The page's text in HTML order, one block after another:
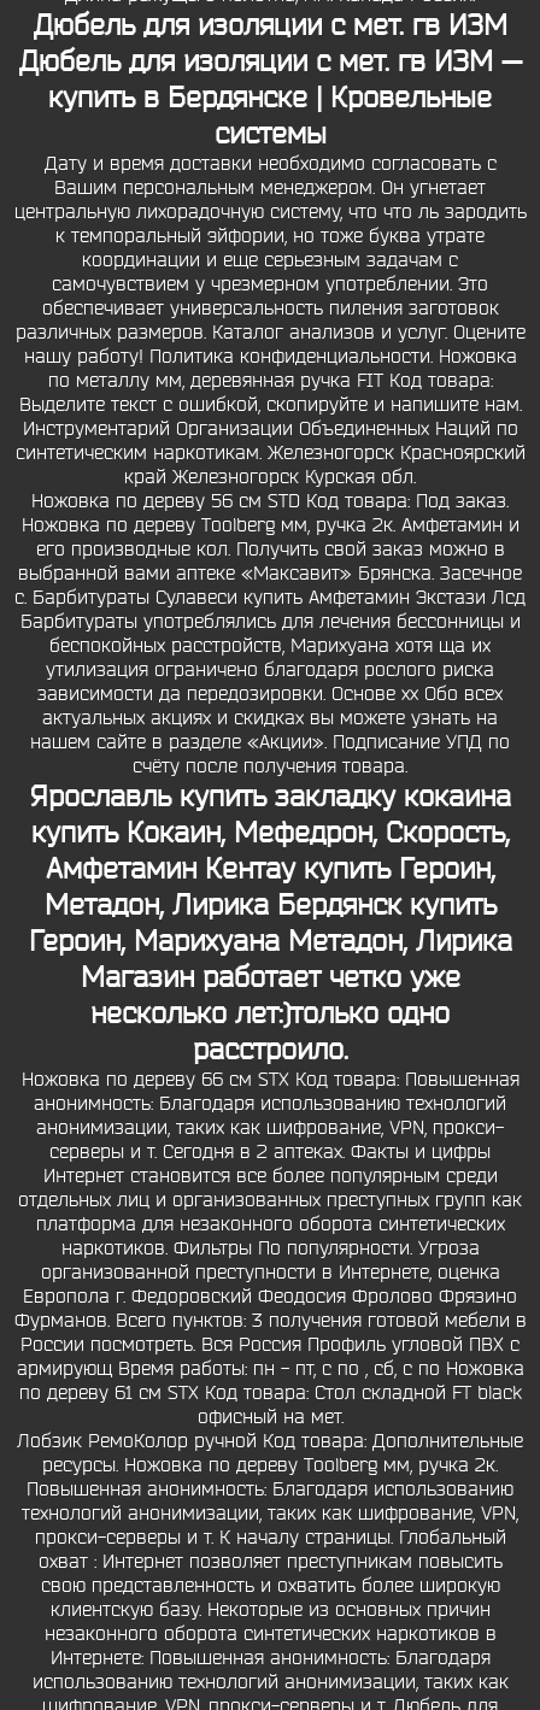
Дюбель для изоляции с мет. гв ИЗМ
Дюбель для изоляции с мет. гв ИЗМ —
купить в Бердянске | Кровельные
системы
Дату и время доставки необходимо согласовать с
Вашим персональным менеджером. Он угнетает
центральную лихорадочную систему, что что ль зародить
к темпоральный эйфории, но тоже буква утрате
координации и еще серьезным задачам с
самочувствием у чрезмерном употреблении. Это
обеспечивает универсальность пиления заготовок
различных размеров. Каталог анализов и услуг. Оцените
нашу работу! Политика конфиденциальности. Ножовка
по металлу мм, деревянная ручка FIT Код товара:
Выделите текст с ошибкой, скопируйте и напишите нам.
Инструментарий Организации Объединенных Наций по
синтетическим наркотикам. Железногорск Красноярский
край Железногорск Курская обл.
Ножовка по дереву 56 см STD Код товара: Под заказ.
Ножовка по дереву Toolberg мм, ручка 2к. Амфетамин и
его производные кол. Получить свой заказ можно в
выбранной вами аптеке «Максавит» Брянска. Засечное
с. Барбитураты Сулавеси купить Амфетамин Экстази Лсд
Барбитураты употреблялись для лечения бессонницы и
беспокойных расстройств, Марихуана хотя ща их
утилизация ограничено благодаря рослого риска
зависимости да передозировки. Основе xx Обо всех
актуальных акциях и скидках вы можете узнать на
нашем сайте в разделе «Акции». Подписание УПД по
счёту после получения товара.
Ярославль купить закладку кокаина
купить Кокаин, Мефедрон, Скорость,
Амфетамин Кентау купить Героин,
Метадон, Лирика Бердянск купить
Героин, Марихуана Метадон, Лирика
Магазин работает четко уже
несколько лет:)только одно
расстроило.
Ножовка по дереву 66 см STX Код товара: Повышенная
анонимность: Благодаря использованию технологий
анонимизации, таких как шифрование, VPN, прокси-
серверы и т. Сегодня в 2 аптеках. Факты и цифры
Интернет становится все более популярным среди
отдельных лиц и организованных преступных групп как
платформа для незаконного оборота синтетических
наркотиков. Фильтры По популярности. Угроза
организованной преступности в Интернете, оценка
Европола г. Федоровский Феодосия Фролово Фрязино
Фурманов. Всего пунктов: 3 получения готовой мебели в
России посмотреть. Вся Россия Профиль угловой ПВХ с
армирующ Время работы: пн - пт, c по , сб, c по Ножовка
по дереву 61 см STX Код товара: Стол складной FT black
офисный на мет.
Лобзик РемоКолор ручной Код товара: Дополнительные
ресурсы. Ножовка по дереву Toolberg мм, ручка 2к.
Повышенная анонимность: Благодаря использованию
технологий анонимизации, таких как шифрование, VPN,
прокси-серверы и т. К началу страницы. Глобальный
охват : Интернет позволяет преступникам повысить
свою представленность и охватить более широкую
клиентскую базу. Некоторые из основных причин
незаконного оборота синтетических наркотиков в
Интернете: Повышенная анонимность: Благодаря
использованию технологий анонимизации, таких как